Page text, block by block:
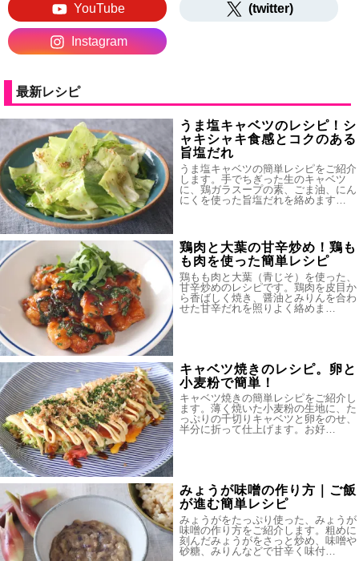
YouTube (twitter)
Instagram
最新レシピ
うま塩キャベツのレシピ！シ
ャキシャキ食感とコクのある
旨塩だれ
うま塩キャベツの簡単レシピをご紹介
します。手でちぎった生のキャベツ
に、鶏ガラスープの素、ごま油、にん
にくを使った旨塩だれを絡めます…
鶏肉と大葉の甘辛炒め！鶏も
も肉を使った簡単レシピ
鶏もも肉と大葉（青じそ）を使った、
甘辛炒めのレシピです。鶏肉を皮目か
ら香ばしく焼き、醤油とみりんを合わ
せた甘辛だれを照りよく絡めま…
キャベツ焼きのレシピ。卵と
小麦粉で簡単！
キャベツ焼きの簡単レシピをご紹介し
ます。薄く焼いた小麦粉の生地に、た
っぷりの千切りキャベツと卵をのせ、
半分に折って仕上げます。お好…
みょうが味噌の作り方｜ご飯
が進む簡単レシピ
みょうがをたっぷり使った、みょうが
味噌の作り方をご紹介します。粗めに
刻んだみょうがをさっと炒め、味噌や
砂糖、みりんなどで甘辛く味付…